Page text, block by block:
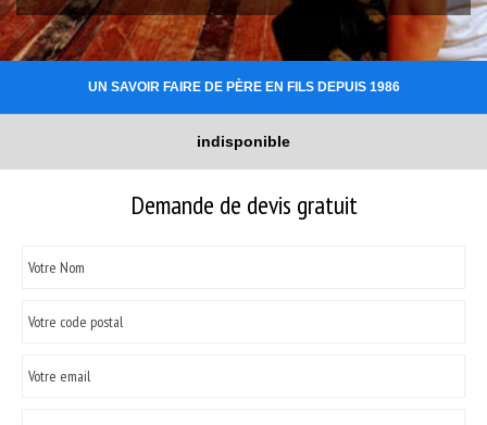
UN SAVOIR FAIRE DE PÈRE EN FILS DEPUIS 1986
indisponible
Demande de devis gratuit